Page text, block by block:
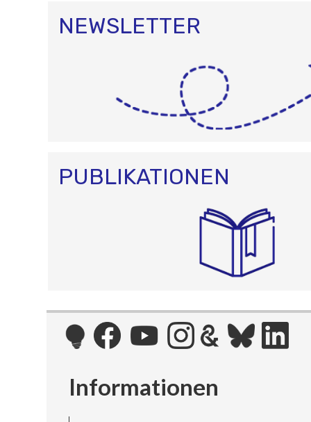
NEWSLETTER
PUBLIKATIONEN
Informationen